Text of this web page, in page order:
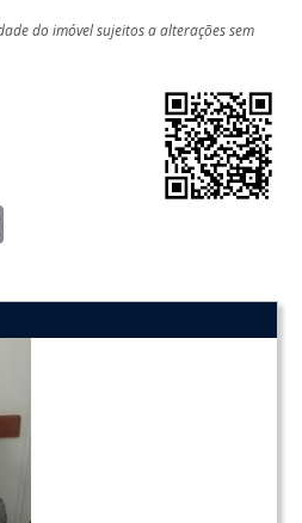
do imóvel sujeitos a alterações sem